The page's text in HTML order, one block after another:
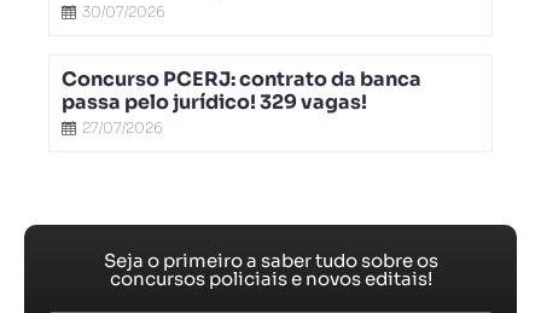
30/07/2026
Concurso PCERJ: contrato da banca
passa pelo jurídico! 329 vagas!
27/07/2026
Seja o primeiro a saber tudo sobre os
concursos policiais e novos editais!